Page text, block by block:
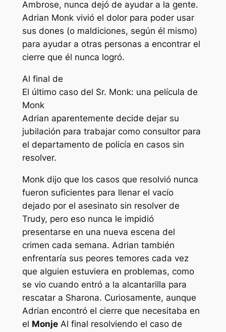
Ambrose, nunca dejó de ayudar a la gente.
Adrian Monk vivió el dolor para poder usar
sus dones (o maldiciones, según él mismo)
para ayudar a otras personas a encontrar el
cierre que él nunca logró.
Al final de
El último caso del Sr. Monk: una película de
Monk
Adrian aparentemente decide dejar su
jubilación para trabajar como consultor para
el departamento de policía en casos sin
resolver.
Monk dijo que los casos que resolvió nunca
fueron suficientes para llenar el vacío
dejado por el asesinato sin resolver de
Trudy, pero eso nunca le impidió
presentarse en una nueva escena del
crimen cada semana. Adrian también
enfrentaría sus peores temores cada vez
que alguien estuviera en problemas, como
se vio cuando entró a la alcantarilla para
rescatar a Sharona. Curiosamente, aunque
Adrian encontró el cierre que necesitaba en
el MonjeAl final resolviendo el caso de